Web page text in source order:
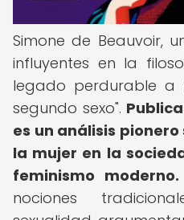
Simone de Beauvoir,
influyentes en la
legado perdurable a
segundo sexo".
es un análisis
la mujer en la
feminismo moderno.
nociones